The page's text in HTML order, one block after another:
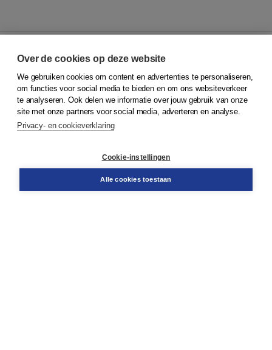
© 2026Koninklijke Boom uitgevers
Klantenservice
Service & informatie
Contact
Over de cookies op deze website
We gebruiken cookies om content en advertenties te personaliseren,
om functies voor social media te bieden en om ons websiteverkeer
te analyseren. Ook delen we informatie over jouw gebruik van onze
site met onze partners voor social media, adverteren en analyse.
Privacy- en cookieverklaring
Cookie-instellingen
Alle cookies toestaan